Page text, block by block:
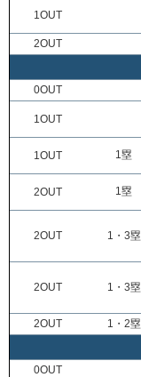
1OUT
2OUT
0OUT
1OUT
1OUT 1塁
2OUT 1塁
2OUT 1・3塁
2OUT 1・3塁
2OUT
1・2塁
0OUT